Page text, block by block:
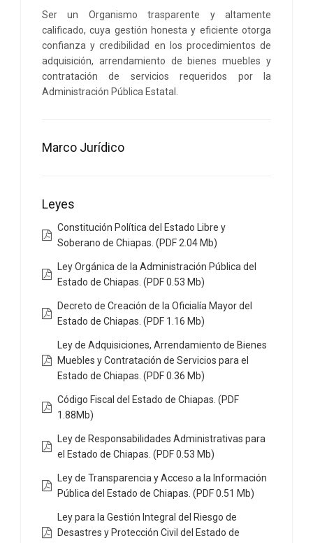
Ser un Organismo trasparente y altamente
calificado, cuya gestión honesta y eficiente otorga
confianza y credibilidad en los procedimientos de
adquisición, arrendamiento de bienes muebles y
contratación de servicios requeridos por la
Administración Pública Estatal.
Marco Jurí­dico
Leyes
Constitución Política del Estado Libre y
Soberano de Chiapas. (PDF 2.04 Mb)
Ley Orgánica de la Administración Pública del
Estado de Chiapas. (PDF 0.53 Mb)
Decreto de Creación de la Oficialía Mayor del
Estado de Chiapas. (PDF 1.16 Mb)
Ley de Adquisiciones, Arrendamiento de Bienes
Muebles y Contratación de Servicios para el
Estado de Chiapas. (PDF 0.36 Mb)
Código Fiscal del Estado de Chiapas. (PDF
1.88Mb)
Ley de Responsabilidades Administrativas para
el Estado de Chiapas. (PDF 0.53 Mb)
Ley de Transparencia y Acceso a la Información
Pública del Estado de Chiapas. (PDF 0.51 Mb)
Ley para la Gestión Integral del Riesgo de
Desastres y Protección Civil del Estado de